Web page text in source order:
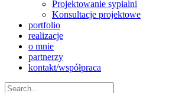
Projektowanie sypialni
Konsultacje projektowe
portfolio
realizacje
o mnie
partnerzy
kontakt/współpraca